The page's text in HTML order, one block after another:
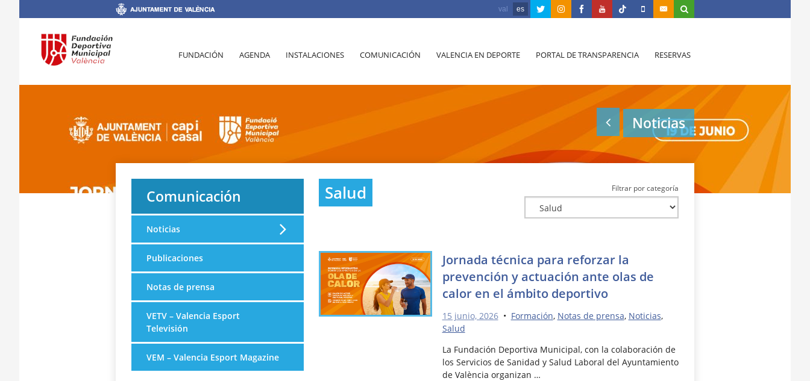
val es
FUNDACIÓN AGENDA INSTALACIONES COMUNICACIÓN VALENCIA EN DEPORTE PORTAL DE TRANSPARENCIA RESERVAS
Noticias
Salud Filtrar por categoría
Jornada técnica para reforzar la
prevención y actuación ante olas de
calor en el ámbito deportivo
15 junio, 2026• Formación, Notas de prensa, Noticias,
Salud
La Fundación Deportiva Municipal, con la colaboración de
los Servicios de Sanidad y Salud Laboral del Ayuntamiento
de València organizan …
Comunicación
Noticias
Publicaciones
Notas de prensa
VETV – Valencia Esport
Televisión
VEM – Valencia Esport Magazine